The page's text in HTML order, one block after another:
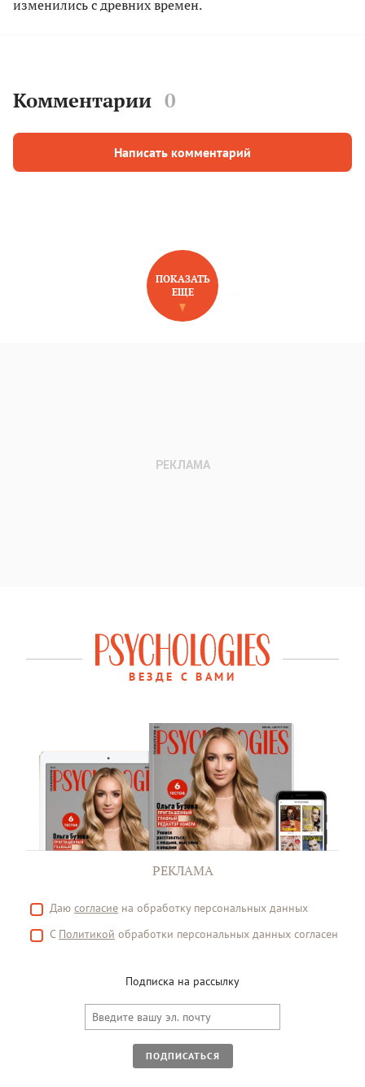
изменились с древних времен.
Комментарии 0
Написать комментарий
НОВОЕ НА САЙТЕ
ПОКАЗАТЬ
ЕЩЕ
ВЕЗДЕ С ВАМИ
РЕКЛАМА
Даю согласие на обработку персональных данных
С Политикой обработки персональных данных согласен
Подписка на рассылку
ПОДПИСАТЬСЯ